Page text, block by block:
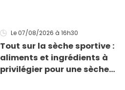
Le 07/08/2026 à 16h30
Tout sur la sèche sportive :
aliments et ingrédients à
privilégier pour une sèche